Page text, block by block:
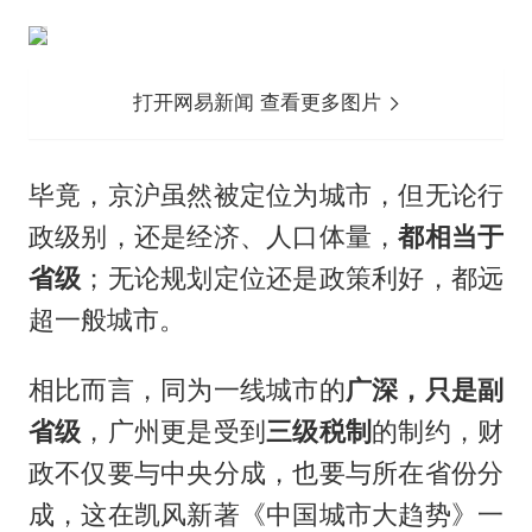
打开网易新闻 查看更多图片
毕竟，京沪虽然被定位为城市，但无论行
政级别，还是经济、人口体量，都相当于
省级 ；无论规划定位还是政策利好，都远
超一般城市。
相比而言，同为一线城市的广深，只是副
省级 ，广州更是受到三级税制 的制约，财
政不仅要与中央分成，也要与所在省份分
成，这在凯风新著《中国城市大趋势》一